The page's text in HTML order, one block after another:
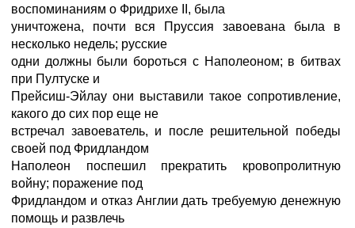
воспоминаниям о Фридрихе II, была
уничтожена, почти вся Пруссия завоевана была в
несколько недель; русские
одни должны были бороться с Наполеоном; в битвах
при Пултуске и
Прейсиш-Эйлау они выставили такое сопротивление,
какого до сих пор еще не
встречал завоеватель, и после решительной победы
своей под Фридландом
Наполеон поспешил прекратить кровопролитную
войну; поражение под
Фридландом и отказ Англии дать требуемую денежную
помощь и развлечь